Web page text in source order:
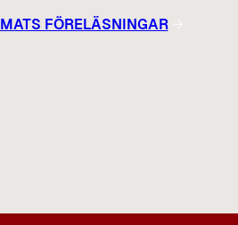
MATS FÖRELÄSNINGAR→